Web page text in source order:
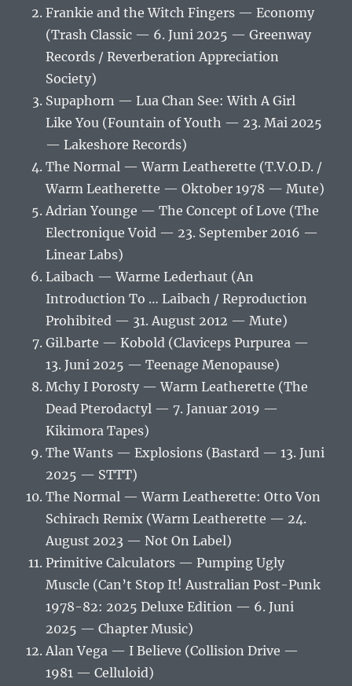
Frankie and the Witch Fingers — Economy
(Trash Classic — 6. Juni 2025 — Greenway
Records / Reverberation Appreciation
Society)
Supaphorn — Lua Chan See: With A Girl
Like You (Fountain of Youth — 23. Mai 2025
— Lakeshore Records)
The Normal — Warm Leatherette (T.V.O.D. /
Warm Leatherette — Oktober 1978 — Mute)
Adrian Younge — The Concept of Love (The
Electronique Void — 23. September 2016 —
Linear Labs)
Laibach — Warme Lederhaut (An
Introduction To … Laibach / Reproduction
Prohibited — 31. August 2012 — Mute)
Gil.barte — Kobold (Claviceps Purpurea —
13. Juni 2025 — Teenage Menopause)
Mchy I Porosty — Warm Leatherette (The
Dead Pterodactyl — 7. Januar 2019 —
Kikimora Tapes)
The Wants — Explosions (Bastard — 13. Juni
2025 — STTT)
The Normal — Warm Leatherette: Otto Von
Schirach Remix (Warm Leatherette — 24.
August 2023 — Not On Label)
Primitive Calculators — Pumping Ugly
Muscle (Can’t Stop It! Australian Post-Punk
1978-82: 2025 Deluxe Edition — 6. Juni
2025 — Chapter Music)
Alan Vega — I Believe (Collision Drive —
1981 — Celluloid)